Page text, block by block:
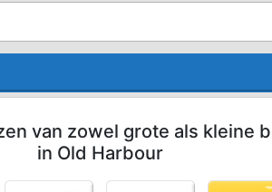
van zowel grote als kleine
in Old Harbour